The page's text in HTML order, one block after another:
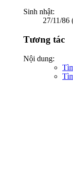
Sinh nhật:
27/11/86
Tương tác
Nội dung: